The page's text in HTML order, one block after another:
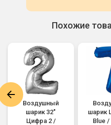
Похожие
Воздушный
шарик 32"
Цифра 2 /
шарик
Blue /